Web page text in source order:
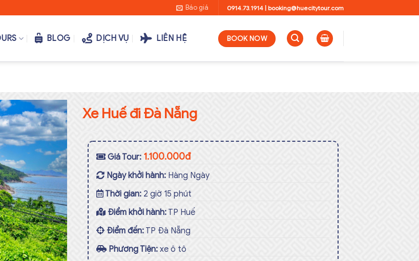
Báo giá 0914.73.1914| booking@huecitytour.com
BLOG DỊCH VỤ LIÊN HỆ BOOK NOW
Add to
wishlist
Xe Huế đi Đà Nẵng
Giá Tour: 1.100.000đ
Ngày khởi hành: Hàng Ngày
Thời gian: 2 giờ 15 phút
Điểm khởi hành: TP Huế
Điểm đến: TP Đà Nẵng
Phương Tiện: xe ô tô